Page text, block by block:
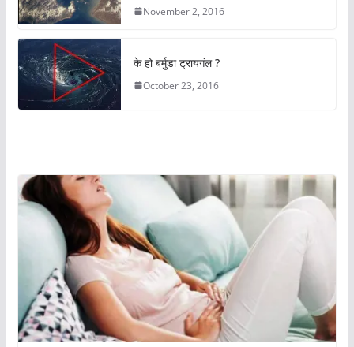
November 2, 2016
के हो बर्मुडा ट्रायगंल ?
October 23, 2016